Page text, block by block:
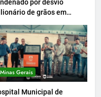
por desvio
de grãos em
Minas Gerais
Municipal de